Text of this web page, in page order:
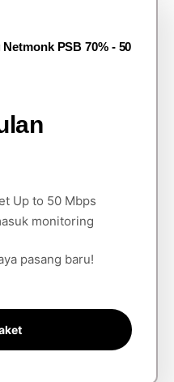
PSB 70% - 50
Up to 50 Mbps
monitoring
pasang baru!